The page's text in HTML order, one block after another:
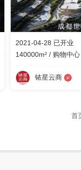
成都
2021-04-28 已开业
140000m² / 购物中心
铱星云商
首